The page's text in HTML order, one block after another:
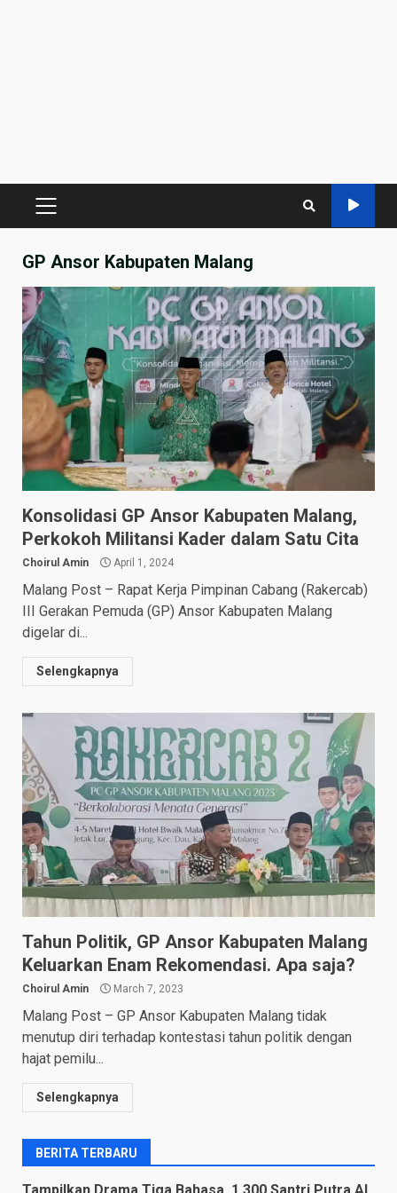
PRIMARY
GP Ansor Kabupaten Malang
Konsolidasi GP Ansor Kabupaten Malang,
Perkokoh Militansi Kader dalam Satu Cita
Choirul Amin April 1, 2024
Malang Post – Rapat Kerja Pimpinan Cabang (Rakercab)
III Gerakan Pemuda (GP) Ansor Kabupaten Malang
digelar di...
Selengkapnya
Tahun Politik, GP Ansor Kabupaten Malang
Keluarkan Enam Rekomendasi. Apa saja?
Choirul Amin March 7, 2023
Malang Post – GP Ansor Kabupaten Malang tidak
menutup diri terhadap kontestasi tahun politik dengan
hajat pemilu...
Selengkapnya
BERITA TERBARU